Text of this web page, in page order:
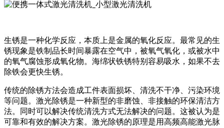
生锈是一种化学反应，本质上是金属的氧化反应。最常见的生
锈现象是铁制品长时间暴露在空气中，被氧气氧化，或被水中
的氧气腐蚀形成氧化物。海绵状铁锈特别容易吸水，如果不去
除铁会更快生锈。
传统的除锈方法会造成工件表面损坏、清洗不干净、污染环境
等问题。激光除锈是一种新型的非磨蚀、非接触的环保清洁方
法。同时可以解决传统清洗方式无法解决的问题。这被认为是
可靠和有效的解决方案。激光除锈的原理是用高频高能激光脉